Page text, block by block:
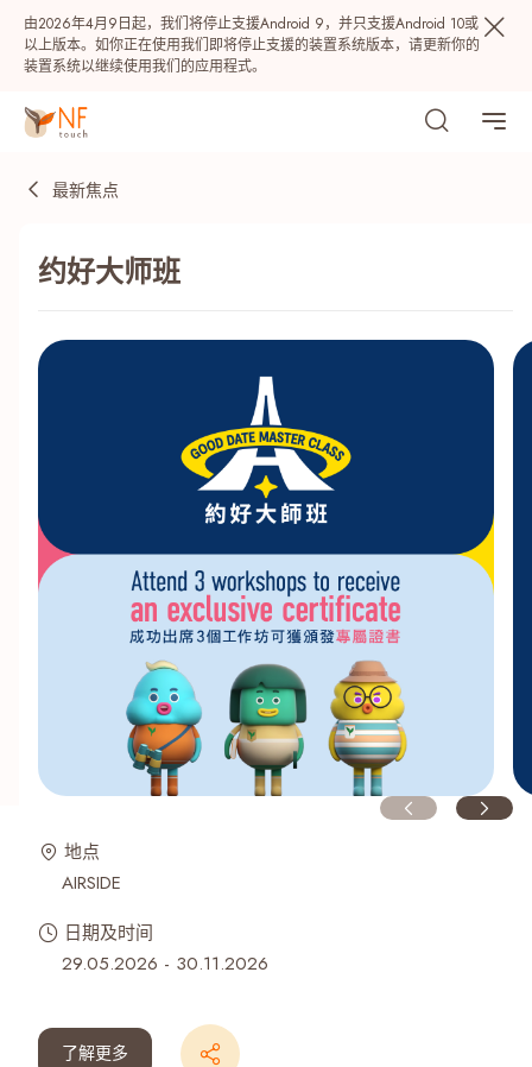
由2026年4月9日起，我们将停止支援Android 9，并只支援Android 10或
以上版本。如你正在使用我们即将停止支援的装置系统版本，请更新你的
装置系统以继续使用我们的应用程式。
热门
NF Points AIRSIDE
最近搜寻纪录
最新焦点
约好大师班
地点
AIRSIDE
日期及时间
29.05.2026 - 30.11.2026
了解更多